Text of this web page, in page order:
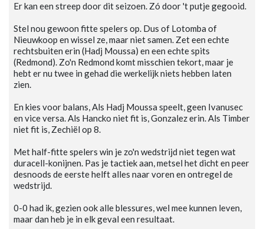
Er kan een streep door dit seizoen. Zó door 't putje gegooid.
Stel nou gewoon fitte spelers op. Dus of Lotomba of
Nieuwkoop en wissel ze, maar niet samen. Zet een echte
rechtsbuiten erin (Hadj Moussa) en een echte spits
(Redmond). Zo'n Redmond komt misschien tekort, maar je
hebt er nu twee in gehad die werkelijk niets hebben laten
zien.
En kies voor balans, Als Hadj Moussa speelt, geen Ivanusec
en vice versa. Als Hancko niet fit is, Gonzalez erin. Als Timber
niet fit is, Zechiël op 8.
Met half-fitte spelers win je zo'n wedstrijd niet tegen wat
duracell-konijnen. Pas je tactiek aan, metsel het dicht en peer
desnoods de eerste helft alles naar voren en ontregel de
wedstrijd.
0-0 had ik, gezien ook alle blessures, wel mee kunnen leven,
maar dan heb je in elk geval een resultaat.